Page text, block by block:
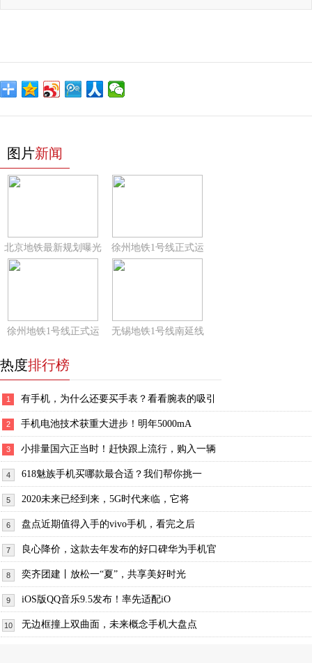
图片新闻
北京地铁最新规划曝光 徐州地铁1号线正式运
徐州地铁1号线正式运 无锡地铁1号线南延线
热度排行榜
1 有手机，为什么还要买手表？看看腕表的吸引
2 手机电池技术获重大进步！明年5000mA
3 小排量国六正当时！赶快跟上流行，购入一辆
4 618魅族手机买哪款最合适？我们帮你挑一
5 2020未来已经到来，5G时代来临，它将
6 盘点近期值得入手的vivo手机，看完之后
7 良心降价，这款去年发布的好口碑华为手机官
8 奕齐团建丨放松一“夏”，共享美好时光​
9 iOS版QQ音乐9.5发布！率先适配iO
10 无边框撞上双曲面，未来概念手机大盘点